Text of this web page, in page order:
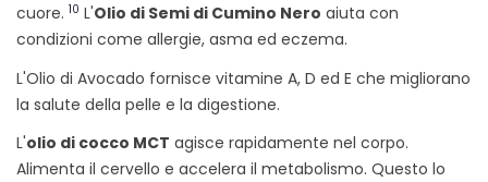
cuore. 10 L'Olio di Semi di Cumino Nero aiuta con
condizioni come allergie, asma ed eczema.
L'Olio di Avocado fornisce vitamine A, D ed E che migliorano
la salute della pelle e la digestione.
L'olio di cocco MCT agisce rapidamente nel corpo.
Alimenta il cervello e accelera il metabolismo. Questo lo